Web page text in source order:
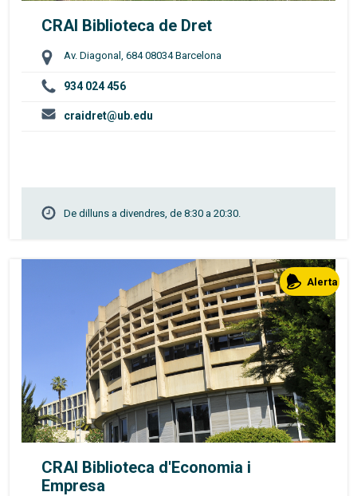
CRAI Biblioteca de Dret
Av. Diagonal, 684 08034 Barcelona
934 024 456
craidret@ub.edu
De dilluns a divendres, de 8:30 a 20:30.
CRAI Biblioteca d'Economia i
Empresa
Alerta